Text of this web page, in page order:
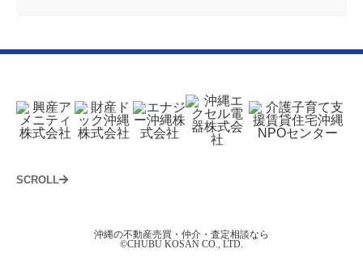
SCROLL
沖縄の不動産売買・仲介・査定相談なら
©CHUBU KOSAN CO., LTD.